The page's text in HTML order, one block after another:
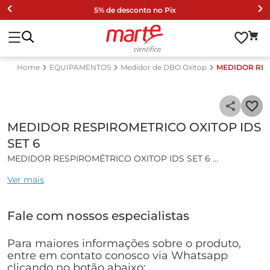
5% de desconto no Pix
EQUIPAMENTOS Medidor de DBO Oxitop MEDIDOR
MEDIDOR RESPIROMETRICO OXITOP IDS
SET 6
MEDIDOR RESPIROMÉTRICO OXITOP IDS SET 6
Características gerais:
livre de mercúrio.
no sensor ou através dos medidores multiparametro
MultiLine IDS 3620/3630 da WTW (item não incluso, deve
ser cotado a parte). Em conjunto com o módulo de
Ver mais
Fale com nossos especialistas
Para maiores informações sobre o produto,
entre em contato conosco via Whatsapp